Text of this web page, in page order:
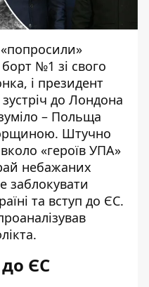
№1 зі свого
і президент
до Лондона
– Польща
Штучно
«героїв УПА»
небажаних
заблокувати
та вступ до ЄС.
ЄС